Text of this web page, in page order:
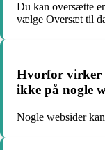
Du kan oversætte
vælge Oversæt til
Hvorfor virker
ikke på nogle
Nogle websider